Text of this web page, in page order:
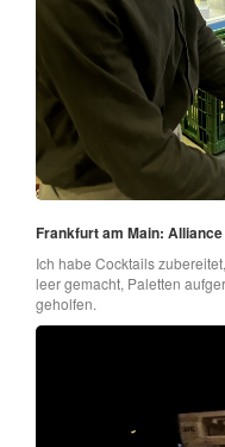
Frankfurt am Main:
Ich habe Cocktails
leer gemacht, Paletten
geholfen.